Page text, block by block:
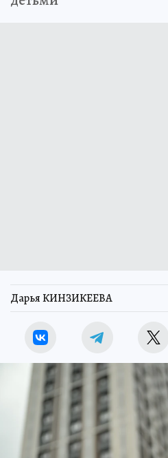
Дарья КИНЗИКЕЕВА